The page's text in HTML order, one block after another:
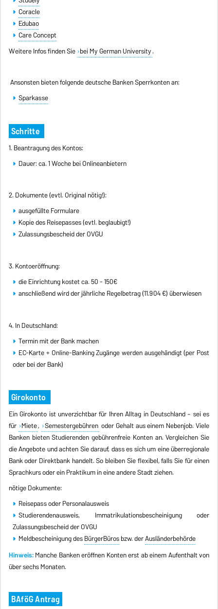
Coracle
Edubao
Care Concept
Weitere Infos finden Sie bei My German University.
Ansonsten bieten folgende deutsche Banken Sperrkonten an:
Sparkasse
Schritte
1. Beantragung des Kontos:
Dauer: ca. 1 Woche bei Onlineanbietern
2. Dokumente (evtl. Original nötig!):
ausgefüllte Formulare
Kopie des Reisepasses (evtl. beglaubigt!)
Zulassungsbescheid der OVGU
3. Kontoeröffnung:
die Einrichtung kostet ca. 50 - 150€
anschließend wird der jährliche Regelbetrag (11.904 €) überwiesen
4. In Deutschland:
Termin mit der Bank machen
EC-Karte + Online-Banking Zugänge werden ausgehändigt (per Post
oder bei der Bank)
Girokonto
Ein Girokonto ist unverzichtbar für Ihren Alltag in Deutschland – sei es
für Miete, Semestergebühren oder Gehalt aus einem Nebenjob. Viele
Banken bieten Studierenden gebührenfreie Konten an. Vergleichen Sie
die Angebote und achten Sie darauf, dass es sich um eine überregionale
Bank oder Direktbank handelt. So bleiben Sie flexibel, falls Sie für einen
Sprachkurs oder ein Praktikum in eine andere Stadt ziehen.
nötige Dokumente:
Reisepass oder Personalausweis
Studierendenausweis, Immatrikulationsbescheinigung oder
Zulassungsbescheid der OVGU
Meldbescheinigung desBürgerBürosbzw. derAusländerbehörde
Hinweis:Manche Banken eröffnen Konten erst ab einem Aufenthalt von
über sechs Monaten.
BAföG Antrag